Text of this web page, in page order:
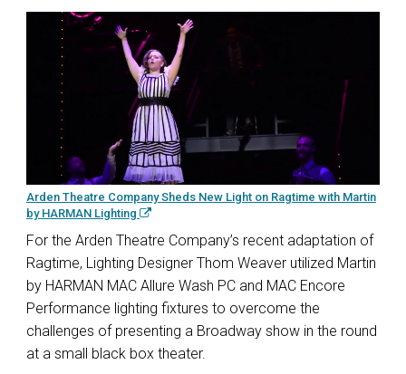
Arden Theatre Company Sheds New Light on Ragtime with Martin
by HARMAN Lighting
For the Arden Theatre Company’s recent adaptation of
Ragtime, Lighting Designer Thom Weaver utilized Martin
by HARMAN MAC Allure Wash PC and MAC Encore
Performance lighting fixtures to overcome the
challenges of presenting a Broadway show in the round
at a small black box theater.